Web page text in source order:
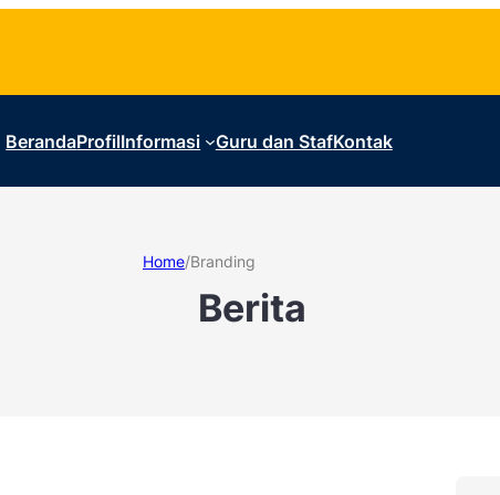
BerandaProfilInformasi Guru dan StafKontak
Home/Branding
Berita